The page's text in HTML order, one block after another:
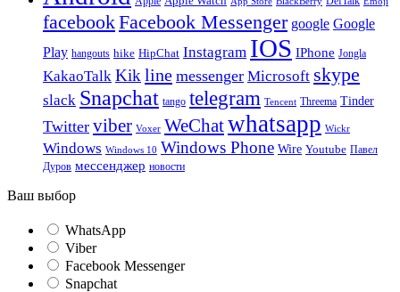
facebookFacebook Messenger google Google
Play hangouts hike HipChat Instagram IOS IPhone Jongla
KakaoTalk Kik line messenger Microsoft skype
slack Snapchat tango telegram Tencent Threema Tinder
Twitter viber Voxer WeChatwhatsapp Wickr
Windows Windows 10 Windows Phone Wire Youtube Павел
Дуров мессенджер новости
Ваш выбор
WhatsApp
Viber
Facebook Messenger
Snapchat